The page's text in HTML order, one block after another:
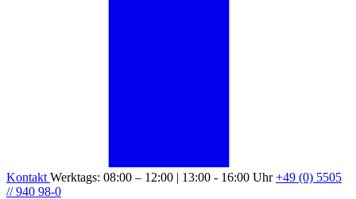
Kontakt Werktags: 08:00 – 12:00 | 13:00 - 16:00 Uhr+49 (0) 5505
// 940 98-0